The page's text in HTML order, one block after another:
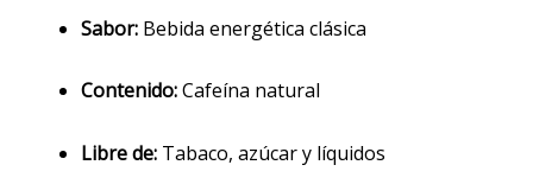
Sabor: Bebida energética clásica
Contenido:Cafeína natural
Libre de: Tabaco, azúcar y líquidos